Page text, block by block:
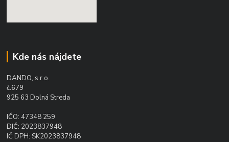
Kde nás nájdete
DANDO, s.r.o.
č.679
925 63 Dolná Streda
IČO: 47348 259
DIČ: 2023837948
IČ DPH: SK2023837948